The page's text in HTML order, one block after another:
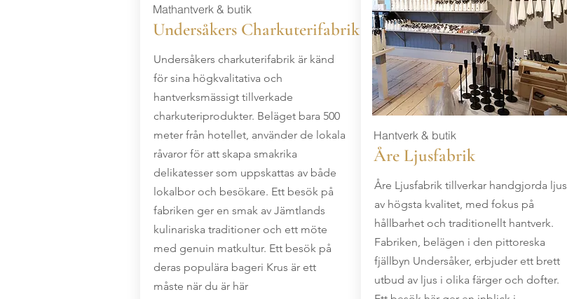
Mathantverk & butik
Undersåkers Charkuterifabrik
Undersåkers charkuterifabrik är känd
för sina högkvalitativa och
hantverksmässigt tillverkade
charkuteriprodukter. Beläget bara 500
meter från hotellet, använder de lokala
råvaror för att skapa smakrika
delikatesser som uppskattas av både
lokalbor och besökare. Ett besök på
fabriken ger en smak av Jämtlands
kulinariska traditioner och ett möte
med genuin matkultur. Ett besök på
deras populära bageri Krus är ett
måste när du är här
Hantverk & butik
Åre Ljusfabrik
Åre Ljusfabrik tillverkar handgjorda ljus
av högsta kvalitet, med fokus på
hållbarhet och traditionellt hantverk.
Fabriken, belägen i den pittoreska
fjällbyn Undersåker, erbjuder ett brett
utbud av ljus i olika färger och dofter.